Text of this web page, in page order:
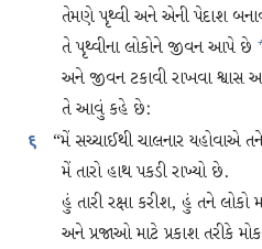
તેમણે પૃથ્વી અને એની પેદાશ
તે પૃથ્વીના લોકોને જીવન આપે છે +
અને જીવન ટકાવી રાખવા
તે આવું કહે છે:
૬
“મેં સચ્ચાઈથી ચાલનાર યહોવાએ
મેં તારો હાથ પકડી રાખ્યો છે.
હું તારી રક્ષા કરીશ, હું તને લોકો
અને પ્રજાઓ માટે પ્રકાશ તરીકે